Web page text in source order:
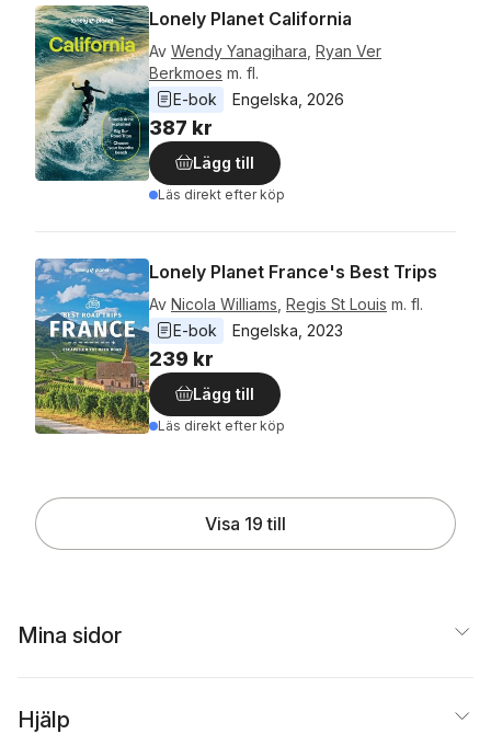
Lonely Planet California
Av Wendy Yanagihara Ryan Ver
Berkmoes m. fl.
E-bok
Engelska 2026
387 kr
Lägg till
Läs direkt efter köp
Lonely Planet France's Best Trips
Av Nicola Williams Regis St Louis m. fl.
E-bok
Engelska 2023
239 kr
Lägg till
Läs direkt efter köp
Visa 19 till
Mina sidor
Hjälp